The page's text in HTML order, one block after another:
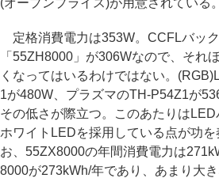
(オープンプライス)が用意されている。
定格消費電力は353W。CCFLバッ
「55ZH8000」が306Wなので、それ
くなってはいるわけではない。
1が480W、プラズマのTH-P54Z1が
その低さが際立つ。このあたりはLED
ホワイトLEDを採用している点が功
お、55ZX8000の年間消費電力は
8000が273kWh/年であり、あまり大